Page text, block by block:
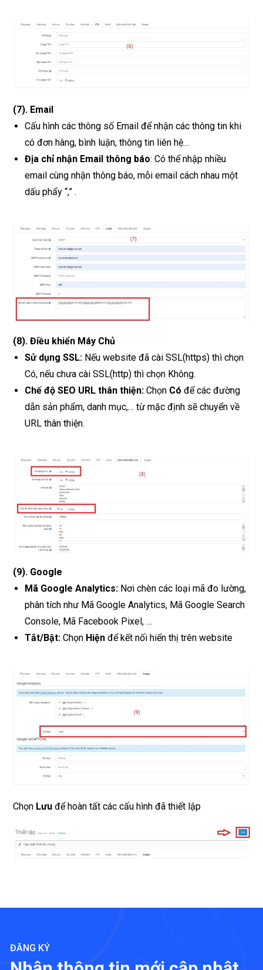
(7). Email
Cấu hình các thông số Email để nhận các thông tin khi
có đơn hàng, bình luận, thông tin liên hệ…
Địa chỉ nhận Email thông báo: Có thể nhập nhiều
email cùng nhận thông báo, mỗi email cách nhau một
dấu phẩy “,” .
(8). Điều khiển Máy Chủ
Sử dụng SSL: Nếu website đã cài SSL(https) thì chọn
Có, nếu chưa cài SSL(http) thì chọn Không.
Chế độ SEO URL thân thiện: Chọn Có để các đường
dẫn sản phẩm, danh mục,… từ mặc định sẽ chuyển về
URL thân thiện.
(9). Google
Mã Google Analytics: Nơi chèn các loại mã đo lường,
phân tích như Mã Google Analytics, Mã Google Search
Console, Mã Facebook Pixel, …
Tắt/Bật: Chọn Hiện để kết nối hiển thị trên website
Chọn Lưu để hoàn tất các cấu hình đã thiết lập
ĐĂNG KÝ